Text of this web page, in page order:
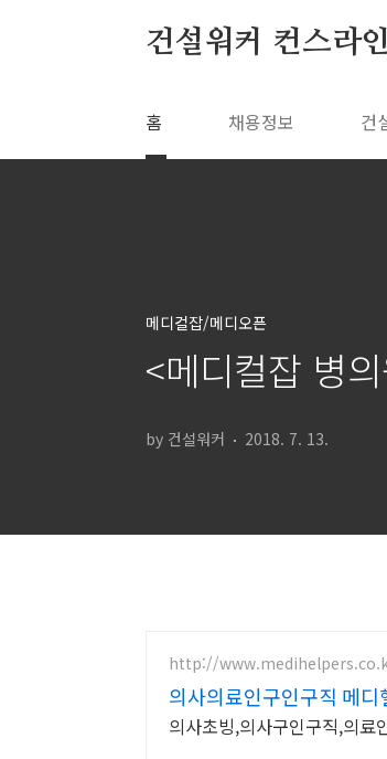
건설워커 컨스라인
홈 채용정보 건
메디컬잡/메디오픈
<메디컬잡 병
by 건설워커 2018. 7. 13.
http://
의사의료인구인구직 메
의사초빙,의사구인구직,의료